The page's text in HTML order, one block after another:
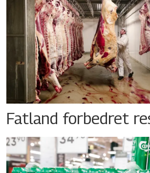
Fatland forbedret